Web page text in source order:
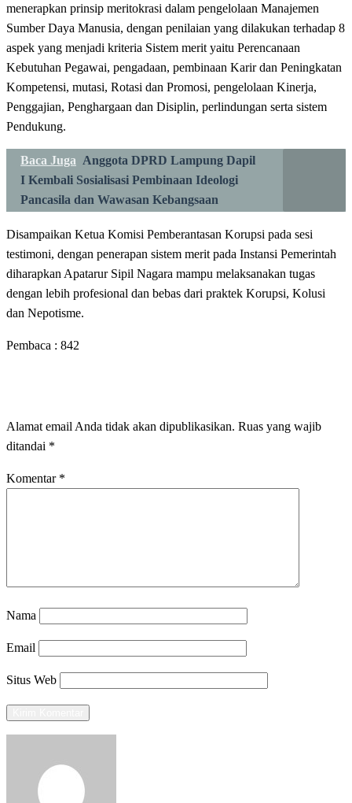
menerapkan prinsip meritokrasi dalam pengelolaan Manajemen
Sumber Daya Manusia, dengan penilaian yang dilakukan terhadap 8
aspek yang menjadi kriteria Sistem merit yaitu Perencanaan
Kebutuhan Pegawai, pengadaan, pembinaan Karir dan Peningkatan
Kompetensi, mutasi, Rotasi dan Promosi, pengelolaan Kinerja,
Penggajian, Penghargaan dan Disiplin, perlindungan serta sistem
Pendukung.
Baca Juga Anggota DPRD Lampung Dapil
I Kembali Sosialisasi Pembinaan Ideologi
Pancasila dan Wawasan Kebangsaan
Disampaikan Ketua Komisi Pemberantasan Korupsi pada sesi
testimoni, dengan penerapan sistem merit pada Instansi Pemerintah
diharapkan Apatarur Sipil Nagara mampu melaksanakan tugas
dengan lebih profesional dan bebas dari praktek Korupsi, Kolusi
dan Nepotisme.
Pembaca : 842
Alamat email Anda tidak akan dipublikasikan. Ruas yang wajib
ditandai *
Komentar *
Nama
Email
Situs Web